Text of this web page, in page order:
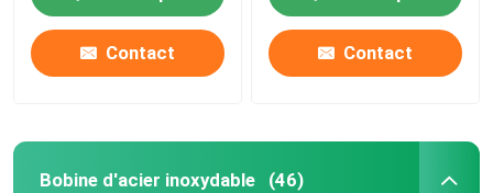
Contact Contact
Bobine d'acier inoxydable (46)